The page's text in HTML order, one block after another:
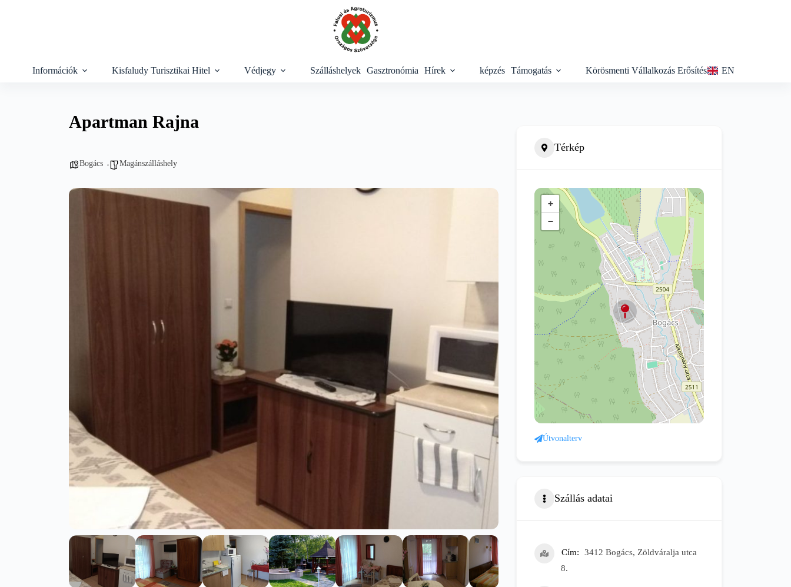
Információk Kisfaludy Turisztikai Hitel Védjegy Szálláshelyek Gasztronómia Hírek képzés Támogatás Körösmenti Vállalkozás Erősítés EN
Apartman Rajna
Bogács Magánszálláshely
Térkép
+
−
Útvonalterv
Szállás adatai
Cím
3412 Bogács, Zöldváralja utca
8.